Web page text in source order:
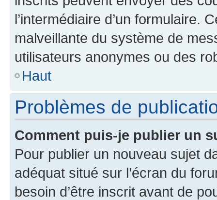
l’intermédiaire d’un formulaire.
malveillante du système de
utilisateurs anonymes ou des
Haut
Problèmes de
Comment puis-je publier un
Pour publier un nouveau sujet
adéquat situé sur l’écran du
besoin d’être inscrit avant de